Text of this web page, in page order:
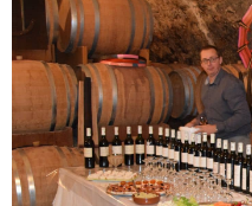
Vous découvrirez les vins de
Ballade olfactive,
découverte du référentiel des
les 3 couleurs de vins : rouges,
faire des hommes et des